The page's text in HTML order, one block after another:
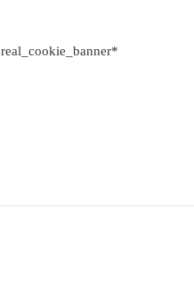
real_cookie_banner*